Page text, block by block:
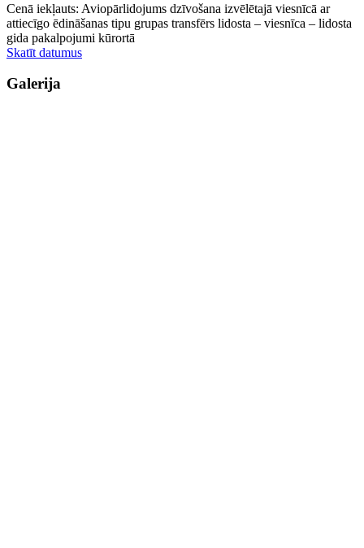
Cenā iekļauts: Aviopārlidojums dzīvošana izvēlētajā viesnīcā ar
attiecīgo ēdināšanas tipu grupas transfērs lidosta – viesnīca – lidosta
gida pakalpojumi kūrortā
Skatīt datumus
Galerija